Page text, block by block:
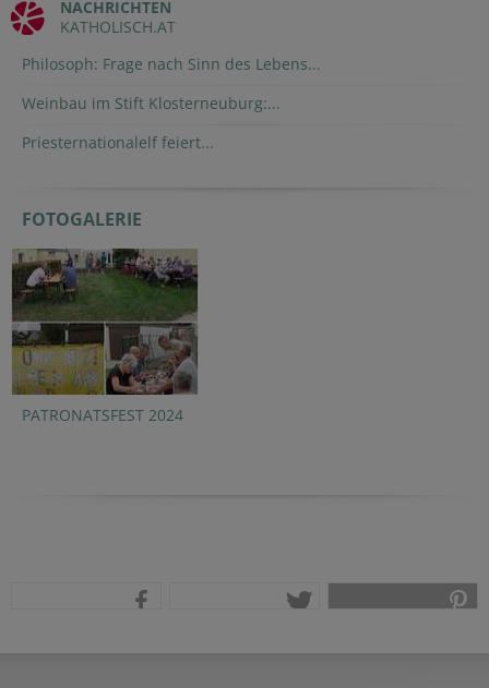
NACHRICHTEN
KATHOLISCH.AT
Philosoph: Frage nach Sinn des Lebens...
Weinbau im Stift Klosterneuburg:...
Priesternationalelf feiert...
FOTOGALERIE
PATRONATSFEST 2024